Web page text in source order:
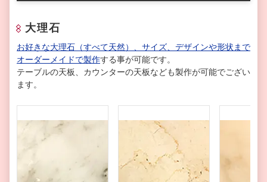
大理石
お好きな大理石（すべて天然）、サイズ、デザインや形状まで
オーダーメイドで製作する事が可能です。
テーブルの天板、カウンターの天板なども製作が可能でござい
ます。